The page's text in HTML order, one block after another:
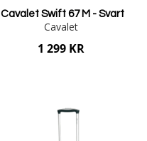
Cavalet Swift 67 M - Svart
Cavalet
1 299 KR